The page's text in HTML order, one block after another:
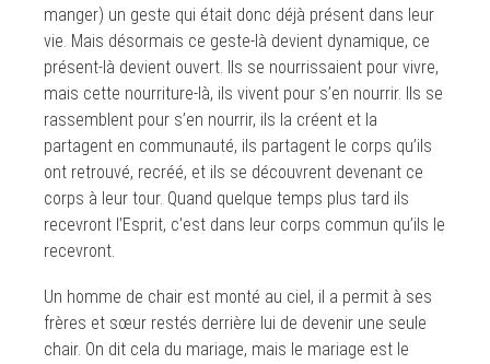
manger) un geste qui était donc déjà présent dans leur
vie. Mais désormais ce geste-là devient dynamique, ce
présent-là devient ouvert. Ils se nourrissaient pour vivre,
mais cette nourriture-là, ils vivent pour s’en nourrir. Ils se
rassemblent pour s’en nourrir, ils la créent et la
partagent en communauté, ils partagent le corps qu’ils
ont retrouvé, recréé, et ils se découvrent devenant ce
corps à leur tour. Quand quelque temps plus tard ils
recevront l’Esprit, c’est dans leur corps commun qu’ils le
recevront.
Un homme de chair est monté au ciel, il a permit à ses
frères et sœur restés derrière lui de devenir une seule
chair. On dit cela du mariage, mais le mariage est le